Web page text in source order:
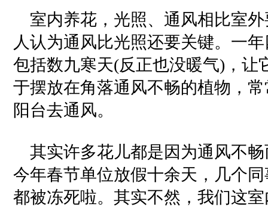
室内养花，光照、通风相比室
人认为通风比光照还要关键。一
包括数九寒天(反正也没暖气)，让
于摆放在角落通风不畅的植物，
阳台去通风。
其实许多花儿都是因为通风不畅
今年春节单位放假十余天，几个
都被冻死啦。其实不然，我们这